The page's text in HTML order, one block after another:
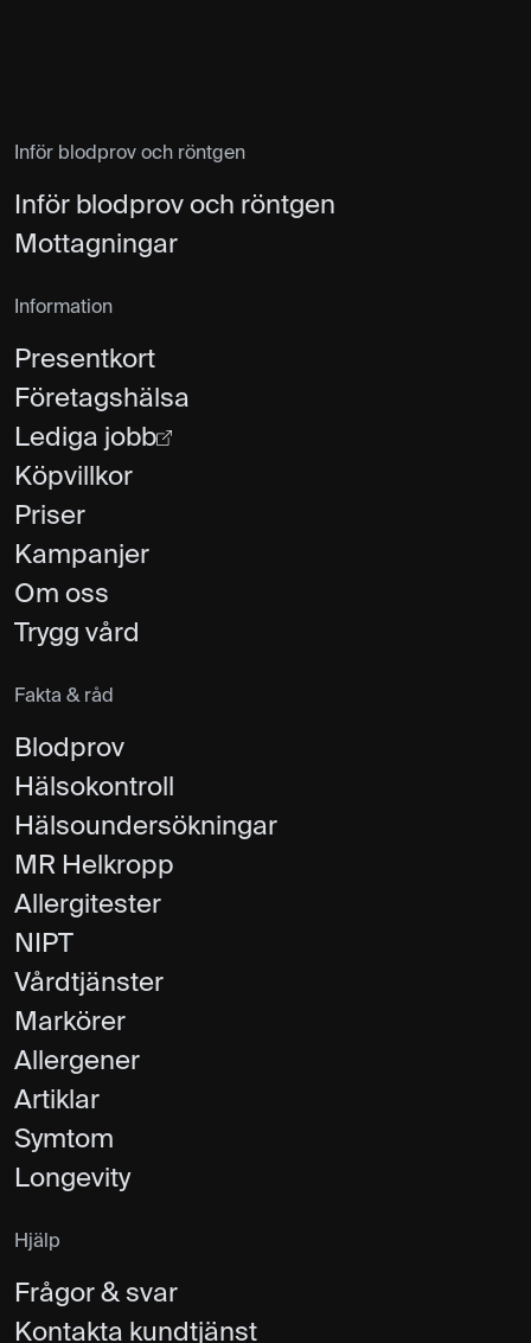
Inför blodprov och röntgen
Inför blodprov och röntgen
Mottagningar
Information
Presentkort
Företagshälsa
Lediga jobb
Köpvillkor
Priser
Kampanjer
Om oss
Trygg vård
Fakta & råd
Blodprov
Hälsokontroll
Hälsoundersökningar
MR Helkropp
Allergitester
NIPT
Vårdtjänster
Markörer
Allergener
Artiklar
Symtom
Longevity
Hjälp
Frågor & svar
Kontakta kundtjänst